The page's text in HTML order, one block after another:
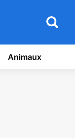
Animaux